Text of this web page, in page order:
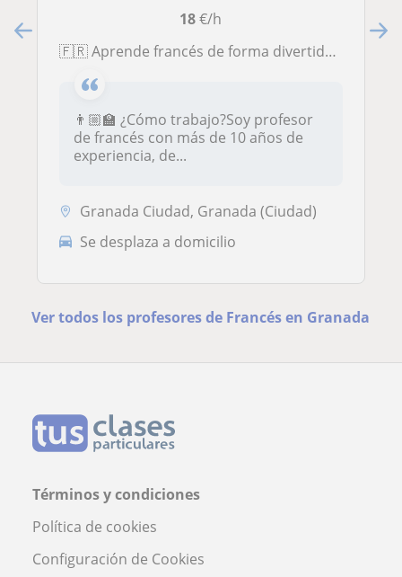
18€/h
🇫🇷 Aprende francés de forma divertida y eficaz | 👨🏼‍🏫 Especialista en público infantil y juvenil | 🎓 Máster y DAEFLE
👨🏼‍🏫 ¿Cómo trabajo?Soy profesor
de francés con más de 10 años de
experiencia, de...
Granada Ciudad, Granada (Ciudad)
Se desplaza a domicilio
Ver todos los profesores de Francés en Granada
Términos y condiciones
Política de cookies
Configuración de Cookies